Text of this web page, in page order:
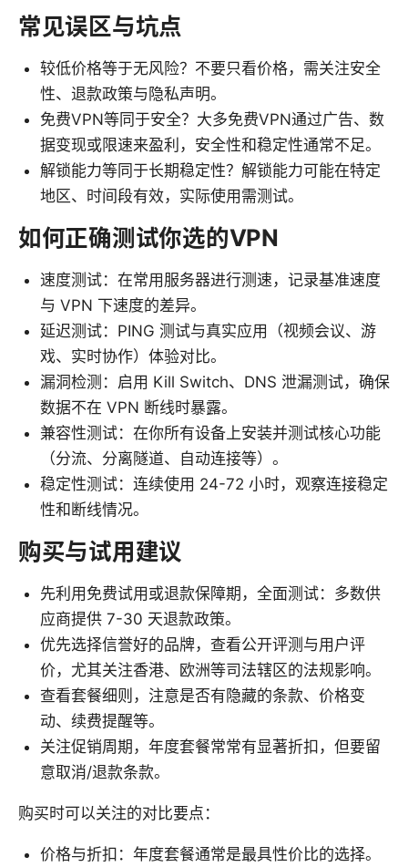
常见误区与坑点
较低价格等于无风险？不要只看价格，需关注安全
性、退款政策与隐私声明。
免费VPN等同于安全？大多免费VPN通过广告、数
据变现或限速来盈利，安全性和稳定性通常不足。
解锁能力等同于长期稳定性？解锁能力可能在特定
地区、时间段有效，实际使用需测试。
如何正确测试你选的VPN
速度测试：在常用服务器进行测速，记录基准速度
与 VPN 下速度的差异。
延迟测试：PING 测试与真实应用（视频会议、游
戏、实时协作）体验对比。
漏洞检测：启用 Kill Switch、DNS 泄漏测试，确保
数据不在 VPN 断线时暴露。
兼容性测试：在你所有设备上安装并测试核心功能
（分流、分离隧道、自动连接等）。
稳定性测试：连续使用 24-72 小时，观察连接稳定
性和断线情况。
购买与试用建议
先利用免费试用或退款保障期，全面测试：多数供
应商提供 7-30 天退款政策。
优先选择信誉好的品牌，查看公开评测与用户评
价，尤其关注香港、欧洲等司法辖区的法规影响。
查看套餐细则，注意是否有隐藏的条款、价格变
动、续费提醒等。
关注促销周期，年度套餐常常有显著折扣，但要留
意取消/退款条款。
购买时可以关注的对比要点：
价格与折扣：年度套餐通常是最具性价比的选择。